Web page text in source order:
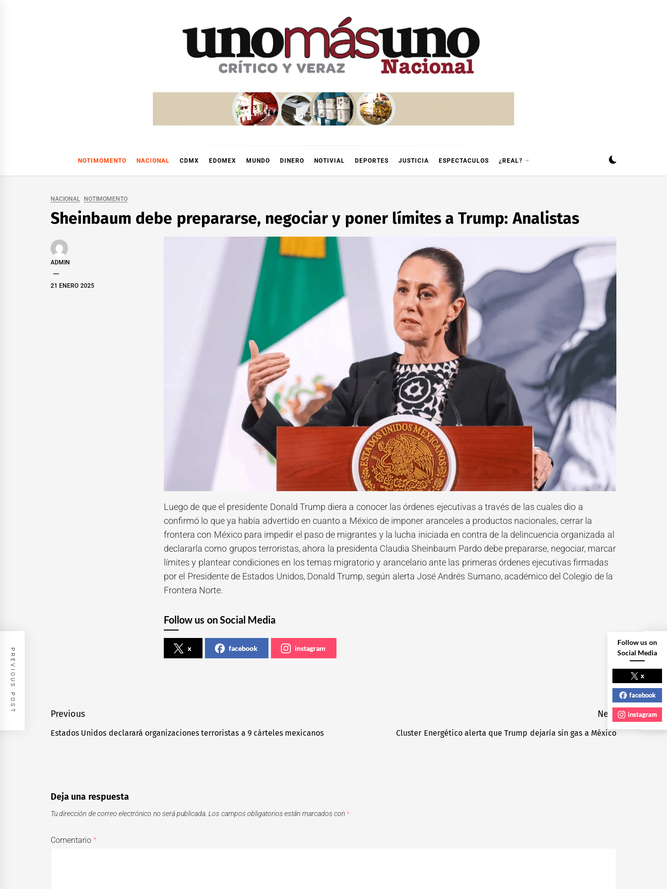
NOTIMOMENTO NACIONAL CDMX EDOMEX MUNDO DINERO NOTIVIAL DEPORTES JUSTICIA ESPECTACULOS ¿REAL?
NACIONAL NOTIMOMENTO
Sheinbaum debe prepararse, negociar y poner límites a Trump: Analistas
ADMIN
21 ENERO 2025
Luego de que el presidente Donald Trump diera a conocer las órdenes ejecutivas a través de las cuales dio a
confirmó lo que ya había advertido en cuanto a México de imponer aranceles a productos nacionales, cerrar la
frontera con México para impedir el paso de migrantes y la lucha iniciada en contra de la delincuencia organizada al
declararla como grupos terroristas, ahora la presidenta Claudia Sheinbaum Pardo debe prepararse, negociar, marcar
límites y plantear condiciones en los temas migratorio y arancelario ante las primeras órdenes ejecutivas firmadas
por el Presidente de Estados Unidos, Donald Trump, según alerta José Andrés Sumano, académico del Colegio de la
Frontera Norte.
Follow us on Social Media
x facebook instagram
Navegación
de
Previous
Previous
Estados Unidos declarará organizaciones terroristas a 9 cárteles mexicanos
Next
Next
Cluster Energético alerta que Trump dejaría sin gas a México
PREVIOUS POST NEXT POST
Deja una respuesta
Tu dirección de correo electrónico no será publicada. Los campos obligatorios están marcados con *
Comentario*
Follow us on
Social Media
x
facebook
instagram